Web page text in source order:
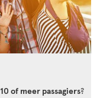
10 of meer passagiers?